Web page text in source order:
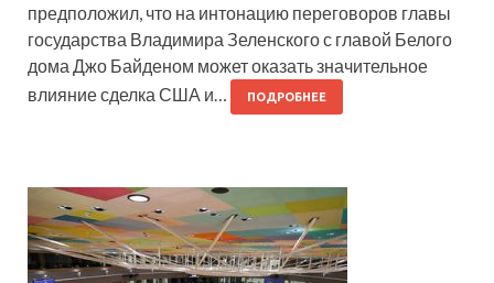
предположил, что на интонацию переговоров главы
государства Владимира Зеленского с главой Белого
дома Джо Байденом может оказать значительное
влияние сделка США и…
ПОДРОБНЕЕ